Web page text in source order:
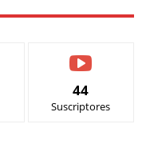
44
Suscriptores